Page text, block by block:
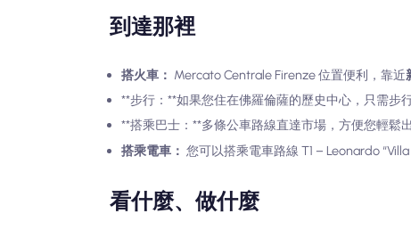
到達那裡
搭火車： Mercato Centrale Firenze 位置便利，靠近
**步行：**如果您住在佛羅倫薩的歷史中心，只需步
**搭乘巴士：**多條公車路線直達市場，方便您輕鬆
搭乘電車： 您可以搭乘電車路線 T1 – Leonardo
看什麼、做什麼